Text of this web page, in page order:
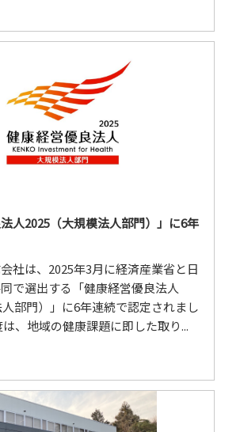
法人2025（大規模法人部門）」に6年
社は、2025年3月に経済産業省と日
で選出する「健康経営優良法人
部門）」に6年連続で認定されまし
、地域の健康課題に即した取り...